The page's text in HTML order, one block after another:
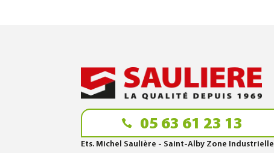
05 63 61 23 13
Ets. Michel Saulière - Saint-Alby Zone Industrielle